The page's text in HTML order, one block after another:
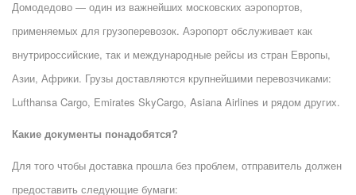
Домодедово — один из важнейших московских аэропортов,
применяемых для грузоперевозок. Аэропорт обслуживает как
внутрироссийские, так и международные рейсы из стран Европы,
Азии, Африки. Грузы доставляются крупнейшими перевозчиками:
Lufthansa Cargo, Emirates SkyCargo, Asiana Airlines и рядом других.
Какие документы понадобятся?
Для того чтобы доставка прошла без проблем, отправитель должен
предоставить следующие бумаги: